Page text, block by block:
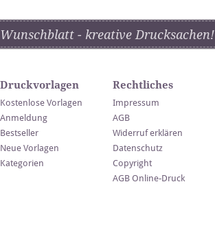
Wunschblatt - kreative Drucksachen!
Druckvorlagen
Kostenlose Vorlagen
Anmeldung
Bestseller
Neue Vorlagen
Kategorien
Rechtliches
Impressum
AGB
Widerruf erklären
Datenschutz
Copyright
AGB Online-Druck